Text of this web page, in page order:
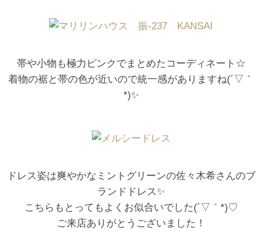
帯や小物も極力ピンクでまとめたコーディネート☆
着物の裾と帯の色が近いので統一感がありますね(´▽｀
*)✨
ドレス姿は爽やかなミントグリーンの佐々木希さんのブ
ランドドレス✨
こちらもとってもよくお似合いでした(´▽｀*)♡
ご来店ありがとうございました！